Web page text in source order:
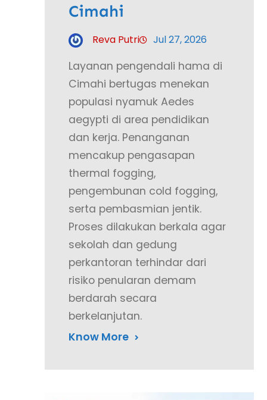
Cimahi
Reva Putri Jul 27, 2026
Layanan pengendali hama di
Cimahi bertugas menekan
populasi nyamuk Aedes
aegypti di area pendidikan
dan kerja. Penanganan
mencakup pengasapan
thermal fogging,
pengembunan cold fogging,
serta pembasmian jentik.
Proses dilakukan berkala agar
sekolah dan gedung
perkantoran terhindar dari
risiko penularan demam
berdarah secara
berkelanjutan.
Know More